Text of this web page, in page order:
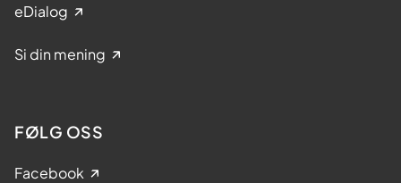
eDialog
Si din mening
FØLG OSS
Facebook